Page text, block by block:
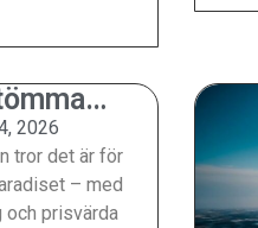
2026
tror det är för
– med
prisvärda